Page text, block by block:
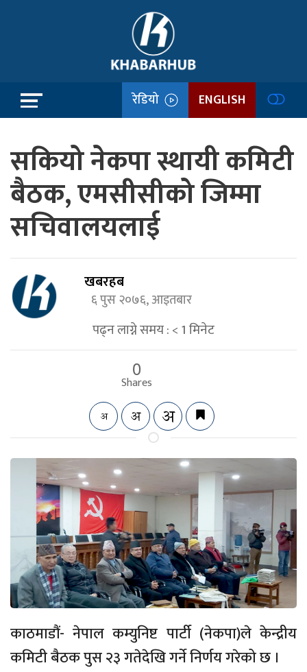
रेडियो ENGLISH
सकियो नेकपा स्थायी कमिटी
बैठक, एमसीसीको जिम्मा
सचिवालयलाई
खबरहब
६ पुस २०७६, आइतबार
पढ्न लाग्ने समय :< 1मिनेट
0
Shares
काठमाडौं- नेपाल कम्युनिष्ट पार्टी (नेकपा)ले केन्द्रीय
कमिटी बैठक पुस २३ गतेदेखि गर्ने निर्णय गरेको छ ।